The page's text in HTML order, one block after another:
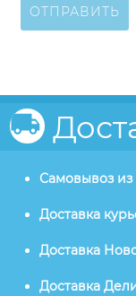
ОТПРАВИТЬ
Самовывоз из
Доставка
Доставка
Доставка